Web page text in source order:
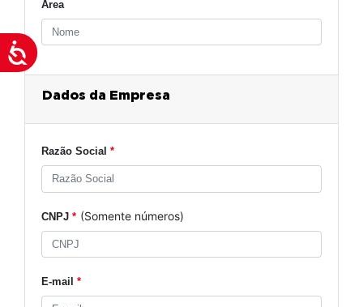
Acessibilidade
Área
Dados da Empresa
Razão Social *
CNPJ * (Somente números)
E-mail *